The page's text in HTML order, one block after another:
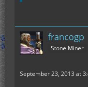
francogp
Stone Miner
September 23, 2013 at